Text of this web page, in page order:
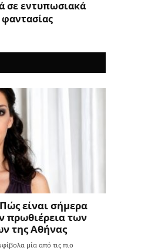
σε εντυπωσιακά
φαντασίας